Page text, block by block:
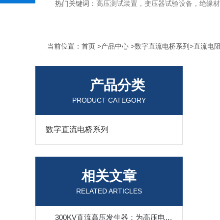
热门关键词： 高压测试装置，变压器试验设备，绝缘
当前位置： 首页 >产品中心 >数字直流电桥系列>直流电
产品分类
PRODUCT CATEGORY
数字直流电桥系列
相关文章
RELATED ARTICLES
300KV直流高压发生器：为高压电力设备提供可靠的测试解决方案